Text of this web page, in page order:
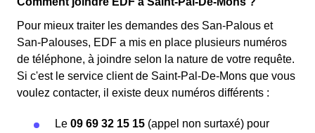
Pour mieux traiter les demandes des San-Palous et
San-Palouses, EDF a mis en place plusieurs numéros
de téléphone, à joindre selon la nature de votre requête.
Si c'est le service client de Saint-Pal-De-Mons que vous
voulez contacter, il existe deux numéros différents :
Le 09 69 32 15 15 (appel non surtaxé) pour